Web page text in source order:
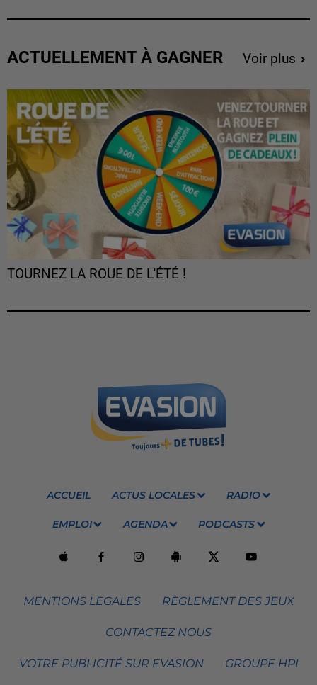
ACTUELLEMENT À GAGNER Voir plus
TOURNEZ LA ROUE DE L'ÉTÉ !
ACCUEIL ACTUS LOCALES RADIO
EMPLOI AGENDA PODCASTS
MENTIONS LEGALES RÈGLEMENT DES JEUX
CONTACTEZ NOUS
VOTRE PUBLICITÉ SUR EVASION GROUPE HPI